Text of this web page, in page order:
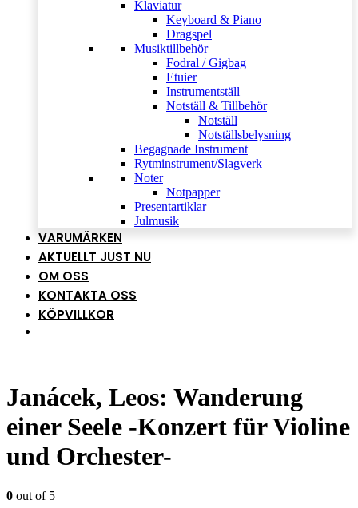
Klaviatur
Keyboard & Piano
Dragspel
Musiktillbehör
Fodral / Gigbag
Etuier
Instrumentställ
Notställ & Tillbehör
Notställ
Notställsbelysning
Begagnade Instrument
Rytminstrument/Slagverk
Noter
Notpapper
Presentartiklar
Julmusik
VARUMÄRKEN
AKTUELLT JUST NU
OM OSS
KONTAKTA OSS
KÖPVILLKOR
Janácek, Leos: Wanderung
einer Seele -Konzert für Violine
und Orchester-
0 out of 5